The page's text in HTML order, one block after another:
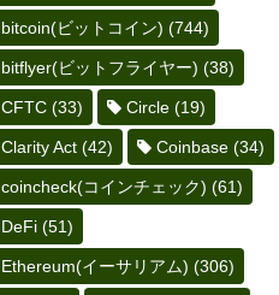
bitcoin(ビットコイン) (744)
bitflyer(ビットフライヤー) (38)
CFTC (33) Circle (19)
Clarity Act (42) Coinbase (34)
coincheck(コインチェック) (61)
DeFi (51)
Ethereum(イーサリアム) (306)